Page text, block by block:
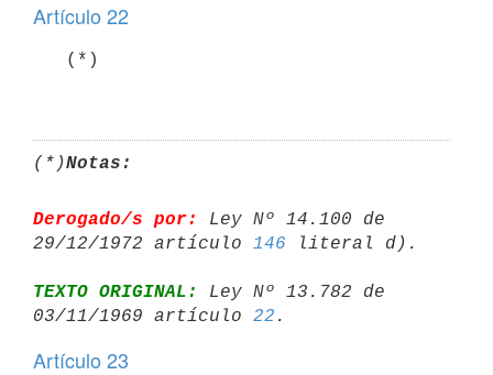
Artículo 22
(*)Notas:
Derogado/s por:
Ley Nº 14.100 de
29/12/1972 artículo 146
TEXTO ORIGINAL:
Ley Nº 13.782 de
03/11/1969 artículo 22
Artículo 23